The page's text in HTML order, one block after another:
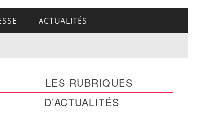
ACTUALITÉS
LES RUBRIQUES
D’ACTUALITÉS